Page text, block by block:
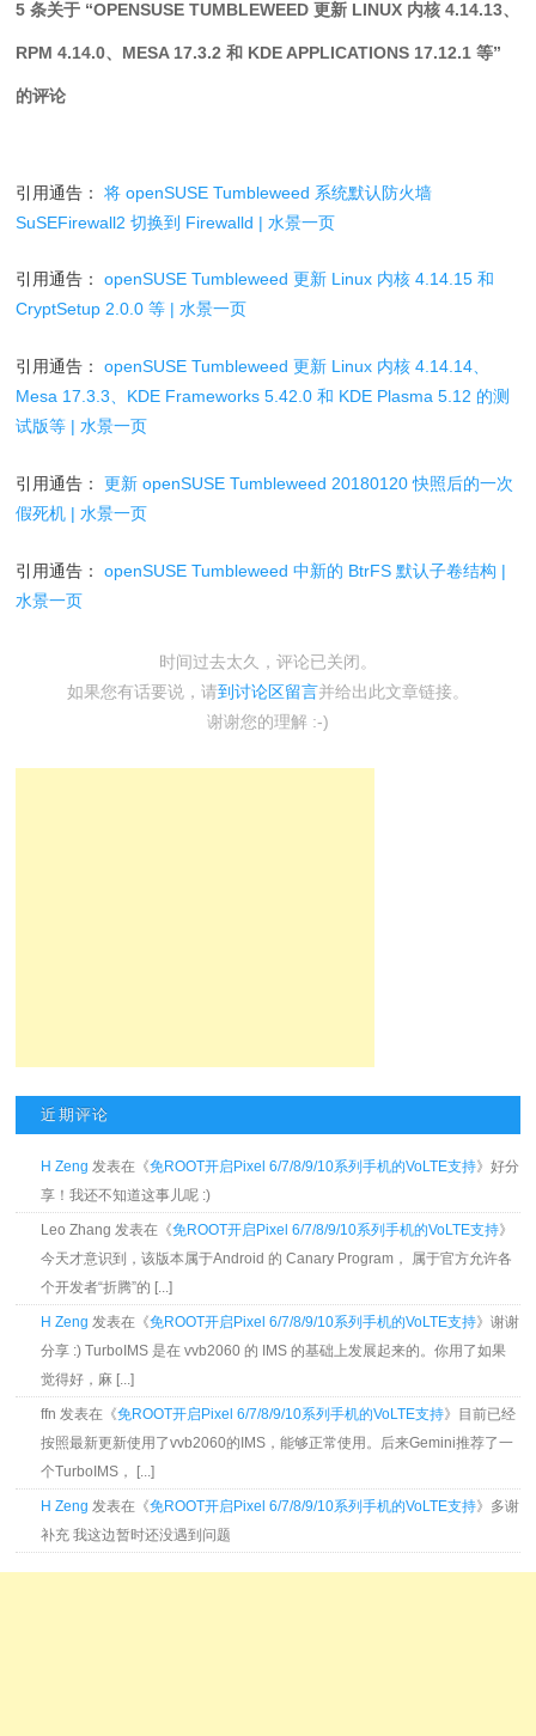
5 条关于 “OPENSUSE TUMBLEWEED 更新 LINUX 内核 4.14.13、
RPM 4.14.0、MESA 17.3.2 和 KDE APPLICATIONS 17.12.1 等”
的评论
引用通告：将 openSUSE Tumbleweed 系统默认防火墙
SuSEFirewall2 切换到 Firewalld | 水景一页
引用通告：openSUSE Tumbleweed 更新 Linux 内核 4.14.15 和
CryptSetup 2.0.0 等 | 水景一页
引用通告：openSUSE Tumbleweed 更新 Linux 内核 4.14.14、
Mesa 17.3.3、KDE Frameworks 5.42.0 和 KDE Plasma 5.12 的测
试版等 | 水景一页
引用通告：更新 openSUSE Tumbleweed 20180120 快照后的一次
假死机 | 水景一页
引用通告：openSUSE Tumbleweed 中新的 BtrFS 默认子卷结构 |
水景一页
时间过去太久，评论已关闭。
如果您有话要说，请到讨论区留言并给出此文章链接。
谢谢您的理解 :-)
近期评论
H Zeng 发表在《免ROOT开启Pixel 6/7/8/9/10系列手机的VoLTE支持》好分
享！我还不知道这事儿呢 :)
Leo Zhang 发表在《免ROOT开启Pixel 6/7/8/9/10系列手机的VoLTE支持》
今天才意识到，该版本属于Android 的 Canary Program， 属于官方允许各
个开发者“折腾”的 [...]
H Zeng 发表在《免ROOT开启Pixel 6/7/8/9/10系列手机的VoLTE支持》谢谢
分享 :) TurboIMS 是在 vvb2060 的 IMS 的基础上发展起来的。你用了如果
觉得好，麻 [...]
ffn 发表在《免ROOT开启Pixel 6/7/8/9/10系列手机的VoLTE支持》目前已经
按照最新更新使用了vvb2060的IMS，能够正常使用。后来Gemini推荐了一
个TurboIMS， [...]
H Zeng 发表在《免ROOT开启Pixel 6/7/8/9/10系列手机的VoLTE支持》多谢
补充 我这边暂时还没遇到问题